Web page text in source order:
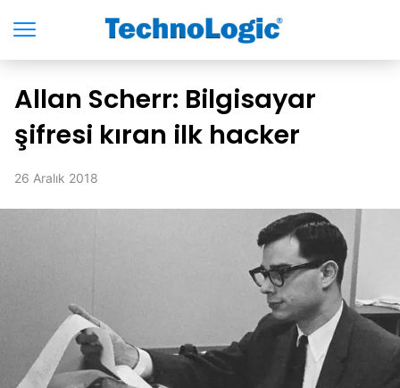
Allan Scherr: Bilgisayar
şifresi kıran ilk hacker
26 Aralık 2018